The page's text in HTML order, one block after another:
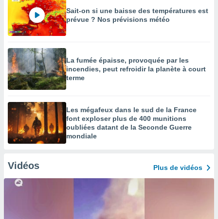
Sait-on si une baisse des températures est
prévue ? Nos prévisions météo
La fumée épaisse, provoquée par les
incendies, peut refroidir la planète à court
terme
Les mégafeux dans le sud de la France
font exploser plus de 400 munitions
oubliées datant de la Seconde Guerre
mondiale
Vidéos Plus de vidéos